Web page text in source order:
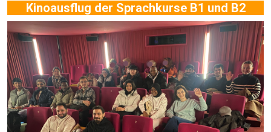
Kinoausflug der Sprachkurse B1 und B2